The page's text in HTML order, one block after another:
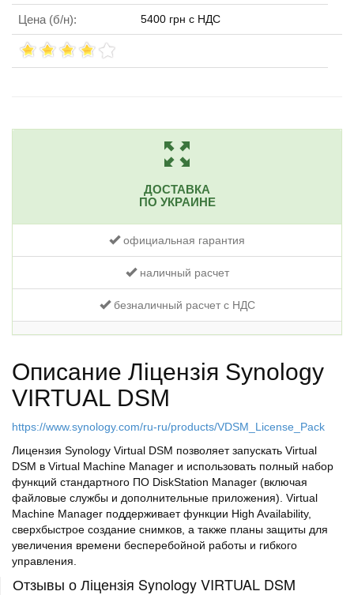
Цена (б/н): 5400 грн с НДС
ДОСТАВКА
ПО УКРАИНЕ
официальная гарантия
наличный расчет
безналичный расчет с НДС
Описание Ліцензія Synology
VIRTUAL DSM
https://www.synology.com/ru-ru/products/VDSM_License_Pack
Лицензия Synology Virtual DSM позволяет запускать Virtual
DSM в Virtual Machine Manager и использовать полный набор
функций стандартного ПО DiskStation Manager (включая
файловые службы и дополнительные приложения). Virtual
Machine Manager поддерживает функции High Availability,
сверхбыстрое создание снимков, а также планы защиты для
увеличения времени бесперебойной работы и гибкого
управления.
Отзывы о Ліцензія Synology VIRTUAL DSM